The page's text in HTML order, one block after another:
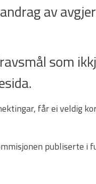
av
som
får ei veldig
publiserte i